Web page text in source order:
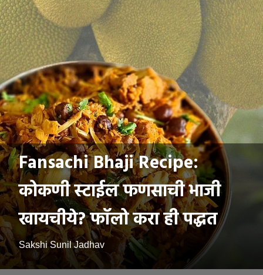
Fansachi Bhaji Recipe:
कोकणी स्टाईल फणसाची भाजी
खायचीये? फॉलो करा ही पद्धत
Sakshi Sunil Jadhav